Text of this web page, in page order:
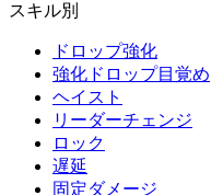
スキル別
ドロップ強化
強化ドロップ目覚め
ヘイスト
リーダーチェンジ
ロック
遅延
固定ダメージ